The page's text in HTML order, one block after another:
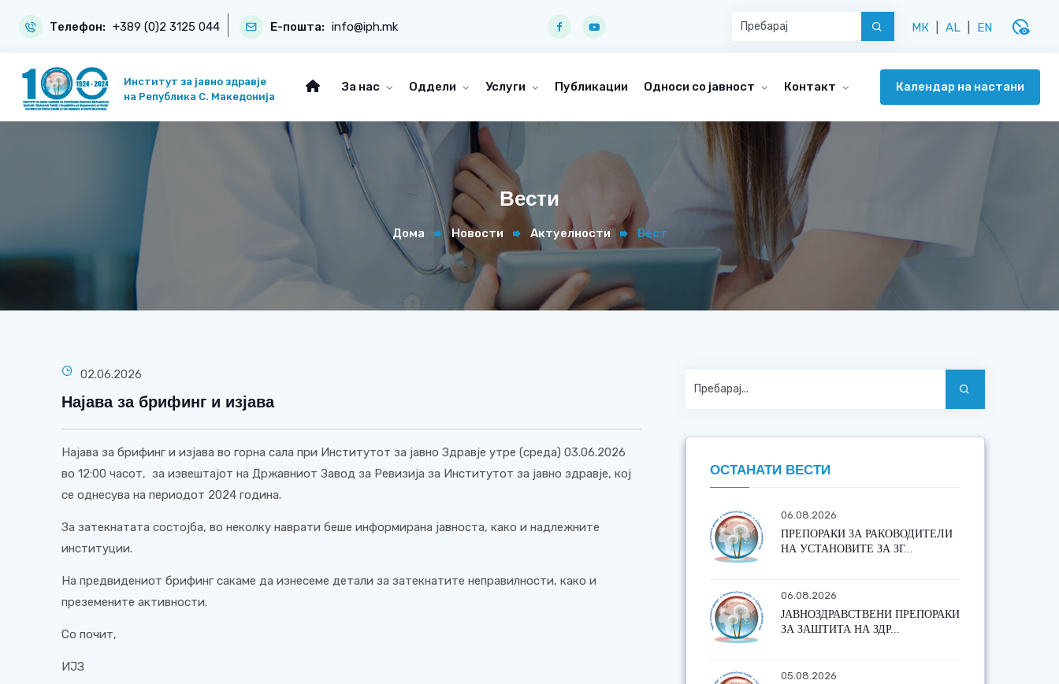
Телефон: +389 (0)2 3125 044 Е-пошта: info@iph.mk МК AL EN disabled_visible
Институт за јавно здравје
на Република С. Македонија
За нас Оддели Услуги Публикации Односи со јавност Контакт Календар на настани
Вести
Дома Новости Актуелности Вест
02.06.2026
Најава за брифинг и изјава
Најава за брифинг и изјава во горна сала при Институтот за јавно Здравје утре (среда) 03.06.2026
во 12:00 часот, за извештајот на Државниот Завод за Ревизија за Институтот за јавно здравје, кој
се однесува на периодот 2024 година.
За затекнатата состојба, во неколку наврати беше информирана јавноста, како и надлежните
институции.
На предвидениот брифинг сакаме да изнесеме детали за затекнатите неправилности, како и
преземените активности.
Со почит,
ИЈЗ
ОСТАНАТИ ВЕСТИ
06.08.2026
ПРЕПОРАКИ ЗА РАКОВОДИТЕЛИ
НА УСТАНОВИТЕ ЗА ЗГ...
06.08.2026
ЈАВНОЗДРАВСТВЕНИ ПРЕПОРАКИ
ЗА ЗАШТИТА НА ЗДР...
05.08.2026